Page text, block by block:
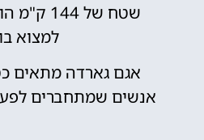
שטח של
למצוא
אגם גארדה מתאים
אנשים שמתחברים